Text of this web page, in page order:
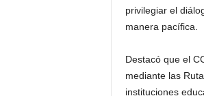
privilegiar el
manera pacífica.
Destacó que el
mediante las
instituciones